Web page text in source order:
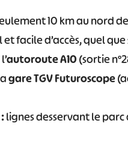
10 km au nord
facile d’accès, quel
autoroute A10 (sortie
gare TGV Futuroscope
lignes desservant le parc